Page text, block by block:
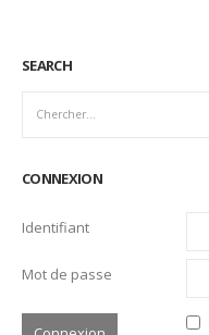
SEARCH
CONNEXION
Identifiant
Mot de passe